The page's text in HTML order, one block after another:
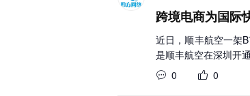
跨境电商为国际
近日，顺丰航空一架
是顺丰航空在深圳开
0
0